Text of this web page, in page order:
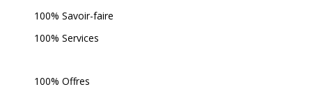
100% Savoir-faire
100% Services
100% Offres